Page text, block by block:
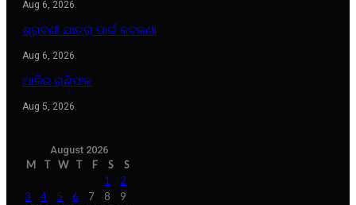
Aug 6, 2026
ଶ୍ରାବଣୀ ଯାତ୍ରା ପାଇଁ କଟକଣା
Aug 6, 2026
ଆଜିର ରାଶିଫଳ
Aug 5, 2026
August 2026
M T W T F S
S
1
2
3
4 5 6 7 8
9